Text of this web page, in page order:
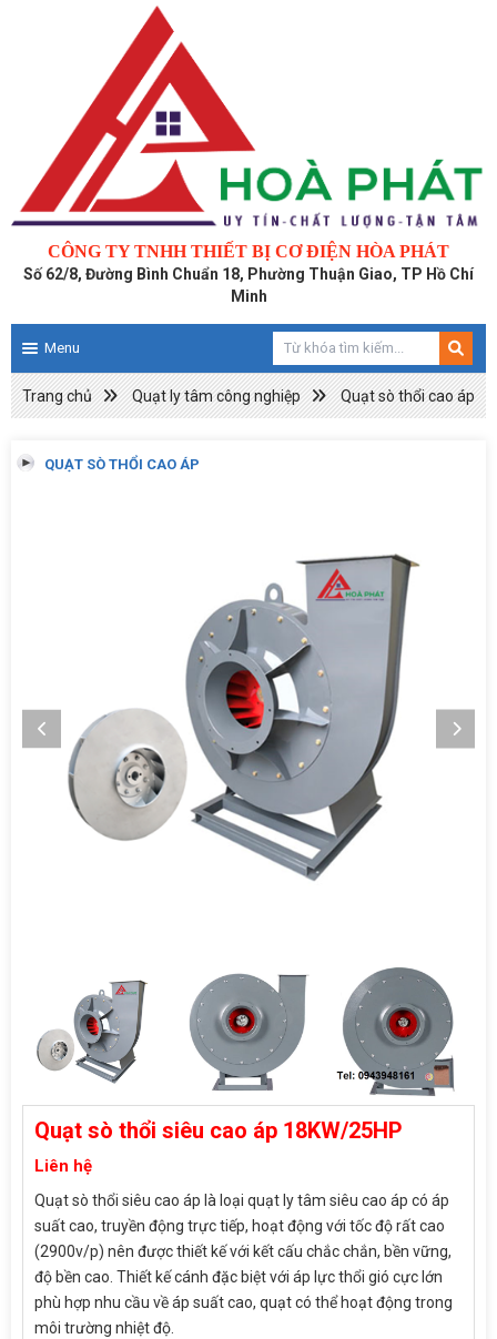
CÔNG TY TNHH THIẾT BỊ CƠ ĐIỆN HÒA PHÁT
Số 62/8, Đường Bình Chuẩn 18, Phường Thuận Giao, TP Hồ Chí
Minh
Menu
Trang chủ Quạt ly tâm công nghiệp Quạt sò thổi cao áp
QUẠT SÒ THỔI CAO ÁP
Quạt sò thổi siêu cao áp 18KW/25HP
Liên hệ
Quạt sò thổi siêu cao áp là loại quạt ly tâm siêu cao áp có áp
suất cao, truyền động trực tiếp, hoạt động với tốc độ rất cao
(2900v/p) nên được thiết kế với kết cấu chắc chắn, bền vững,
độ bền cao. Thiết kế cánh đặc biệt với áp lực thổi gió cực lớn
phù hợp nhu cầu về áp suất cao, quạt có thể hoạt động trong
môi trường nhiệt độ.